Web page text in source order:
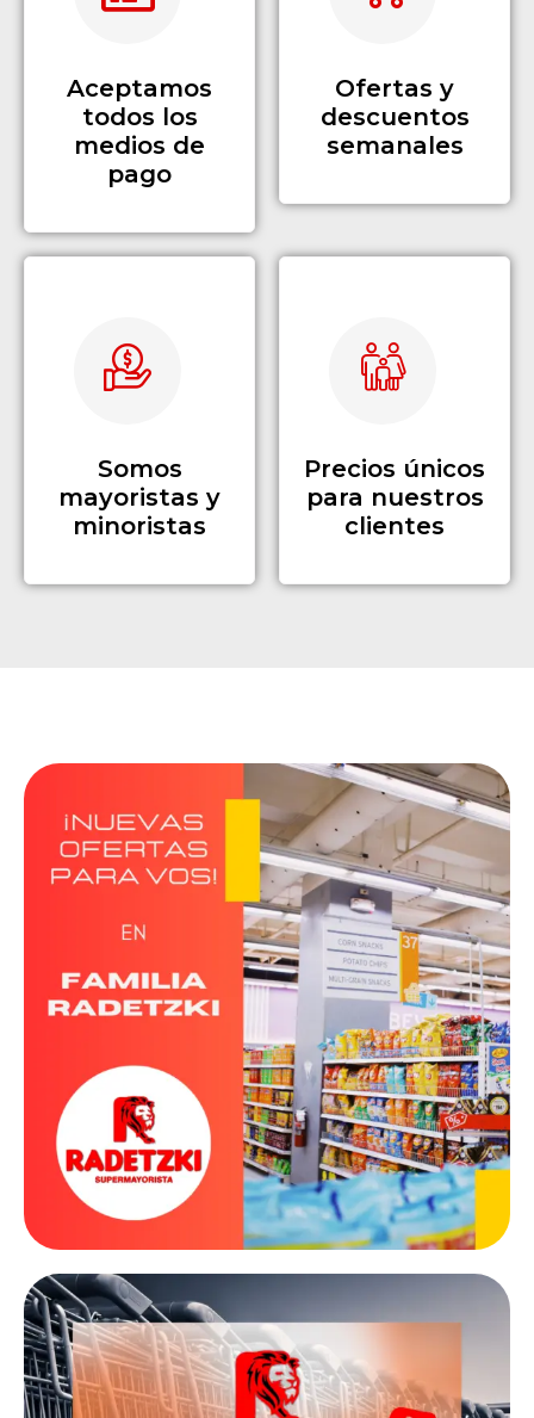
Aceptamos
todos los
medios de
pago
Ofertas y
descuentos
semanales
Somos
mayoristas y
minoristas
Precios únicos
para nuestros
clientes